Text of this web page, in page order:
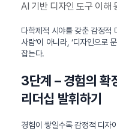
AI 기반 디자인 도구 이해
다학제적 시야를 갖춘 감정적
사람’이 아니라, ‘디자인으로
잡는다.
3단계 – 경험의 확
리더십 발휘하기
경험이 쌓일수록 감정적 디자